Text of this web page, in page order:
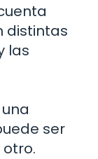
distintas
las
ser